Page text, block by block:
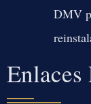
DMV
Enlaces